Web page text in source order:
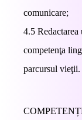
comunicare;
4.5
competenţa
parcursul vieţii.